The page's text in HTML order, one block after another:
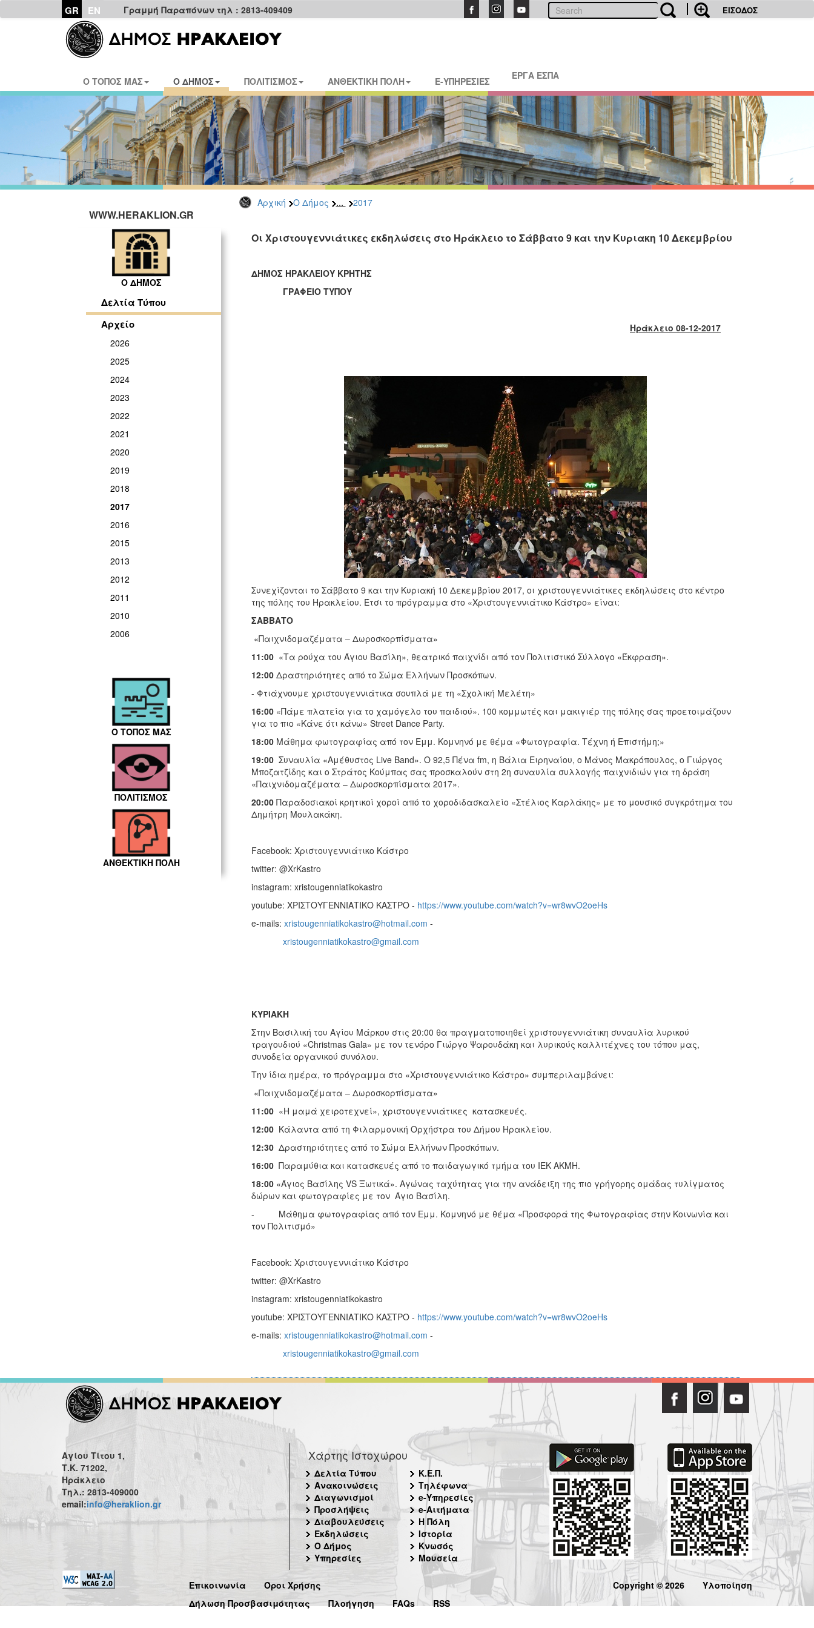
GR EN Γραμμή Παραπόνων τηλ : 2813-409409 ΕΙΣΟΔΟΣ
Ο ΤΟΠΟΣ ΜΑΣ Ο ΔΗΜΟΣ ΠΟΛΙΤΙΣΜΟΣ ΑΝΘΕΚΤΙΚΗ ΠΟΛΗ E-ΥΠΗΡΕΣΙΕΣ ΕΡΓΑ ΕΣΠΑ
Αρχική Ο Δήμος ... 2017
WWW.HERAKLION.GR
Ο ΔΗΜΟΣ
Δελτία Τύπου
Αρχείο
2026
2025
2024
2023
2022
2021
2020
2019
2018
2017
2016
2015
2013
2012
2011
2010
2006
Ο ΤΟΠΟΣ ΜΑΣ
ΠΟΛΙΤΙΣΜΟΣ
ΑΝΘΕΚΤΙΚΗ ΠΟΛΗ
Οι Χριστουγεννιάτικες εκδηλώσεις στο Ηράκλειο το Σάββατο 9 και την Κυριακη 10 Δεκεμβρίου
ΔΗΜΟΣ ΗΡΑΚΛΕΙΟΥ ΚΡΗΤΗΣ
ΓΡΑΦΕΙΟ ΤΥΠΟΥ
Ηράκλειο 08-12-2017
Συνεχίζονται το Σάββατο 9 και την Κυριακή 10 Δεκεμβρίου 2017, οι χριστουγεννιάτικες εκδηλώσεις στο κέντρο
της πόλης του Ηρακλείου. Έτσι το πρόγραμμα στο «Χριστουγεννιάτικο Κάστρο» είναι:
ΣΑΒΒΑΤΟ
«Παιχνιδομαζέματα – Δωροσκορπίσματα»
11:00«Τα ρούχα του Άγιου Βασίλη», θεατρικό παιχνίδι από τον Πολιτιστικό Σύλλογο «Έκφραση».
12:00Δραστηριότητες από το Σώμα Ελλήνων Προσκόπων.
- Φτιάχνουμε χριστουγεννιάτικα σουπλά με τη «Σχολική Μελέτη»
16:00«Πάμε πλατεία για το χαμόγελο του παιδιού». 100 κομμωτές και μακιγιέρ της πόλης σας προετοιμάζουν
για το πιο «Κάνε ότι κάνω» Street Dance Party.
18:00Μάθημα φωτογραφίας από τον Εμμ. Κομνηνό με θέμα «Φωτογραφία. Τέχνη ή Επιστήμη;»
19:00Συναυλία «Αμέθυστος Live Band». O 92,5 Πένα fm, η Βάλια Ειρηναίου, ο Μάνος Μακρόπουλος, ο Γιώργος
Μποζατζίδης και ο Στράτος Κούμπας σας προσκαλούν στη 2η συναυλία συλλογής παιχνιδιών για τη δράση
«Παιχνιδομαζέματα – Δωροσκορπίσματα 2017».
20:00Παραδοσιακοί κρητικοί χοροί από το χοροδιδασκαλείο «Στέλιος Καρλάκης» με το μουσικό συγκρότημα του
Δημήτρη Μουλακάκη.
Facebook: Χριστουγεννιάτικο Κάστρο
twitter: @XrKastro
instagram: xristougenniatikokastro
youtube: ΧΡΙΣΤΟΥΓΕΝΝΙΑΤΙΚΟ ΚΑΣΤΡΟ - https://www.youtube.com/watch?v=wr8wvO2oeHs
e-mails: xristougenniatikokastro@hotmail.com -
xristougenniatikokastro@gmail.com
ΚΥΡΙΑΚΗ
Στην Βασιλική του Αγίου Μάρκου στις 20:00 θα πραγματοποιηθεί χριστουγεννιάτικη συναυλία λυρικού
τραγουδιού «Christmas Gala» με τον τενόρο Γιώργο Ψαρουδάκη και λυρικούς καλλιτέχνες του τόπου μας,
συνοδεία οργανικού συνόλου.
Την ίδια ημέρα, το πρόγραμμα στο «Χριστουγεννιάτικο Κάστρο» συμπεριλαμβάνει:
«Παιχνιδομαζέματα – Δωροσκορπίσματα»
11:00«Η μαμά χειροτεχνεί», χριστουγεννιάτικες κατασκευές.
12:00Κάλαντα από τη Φιλαρμονική Ορχήστρα του Δήμου Ηρακλείου.
12:30Δραστηριότητες από το Σώμα Ελλήνων Προσκόπων.
16:00Παραμύθια και κατασκευές από το παιδαγωγικό τμήμα του IEK AKMH.
18:00«Άγιος Βασίλης VS Ξωτικά». Αγώνας ταχύτητας για την ανάδειξη της πιο γρήγορης ομάδας τυλίγματος
δώρων και φωτογραφίες με τον Άγιο Βασίλη.
- Μάθημα φωτογραφίας από τον Εμμ. Κομνηνό με θέμα «Προσφορά της Φωτογραφίας στην Κοινωνία και
τον Πολιτισμό»
Facebook: Χριστουγεννιάτικο Κάστρο
twitter: @XrKastro
instagram: xristougenniatikokastro
youtube: ΧΡΙΣΤΟΥΓΕΝΝΙΑΤΙΚΟ ΚΑΣΤΡΟ - https://www.youtube.com/watch?v=wr8wvO2oeHs
e-mails: xristougenniatikokastro@hotmail.com -
xristougenniatikokastro@gmail.com
Αγίου Τίτου 1,
Τ.Κ. 71202,
Ηράκλειο
Τηλ.: 2813-409000
email:info@heraklion.gr
Χάρτης Ιστοχώρου
Δελτία Τύπου
Ανακοινώσεις
Διαγωνισμοί
Προσλήψεις
Διαβουλεύσεις
Εκδηλώσεις
Ο Δήμος
Υπηρεσίες
Κ.Ε.Π.
Τηλέφωνα
e-Υπηρεσίες
e-Αιτήματα
Η Πόλη
Ιστορία
Κνωσός
Μουσεία
Επικοινωνία
Όροι Χρήσης
Δήλωση Προσβασιμότητας
Πλοήγηση FAQs RSS
Copyright © 2026 Υλοποίηση